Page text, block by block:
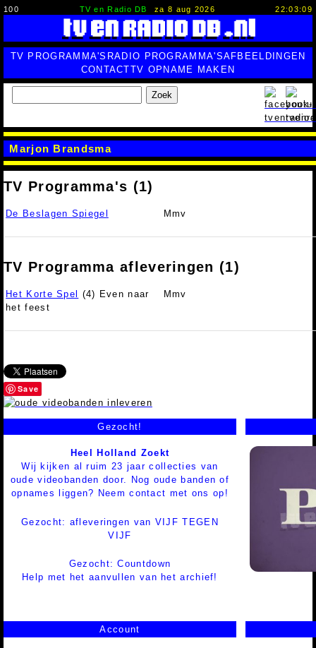
100 TV en Radio DB za 8 aug 2026 22:03:10
TV PROGRAMMA'S RADIO PROGRAMMA'SAFBEELDINGEN
CONTACTTV OPNAME MAKEN
Zoek
Marjon Brandsma
TV Programma's (1)
De Beslagen Spiegel Mmv
TV Programma afleveringen (1)
Het Korte Spel (4) Even naar
het feest
Mmv
Save
Gezocht!
Heel Holland Zoekt
Wij kijken al ruim 23 jaar collecties van
oude videobanden door. Nog oude banden of
opnames liggen? Neem contact met ons op!
Gezocht: afleveringen van VIJF TEGEN
VIJF
Gezocht: Countdown
Help met het aanvullen van het archief!
Account